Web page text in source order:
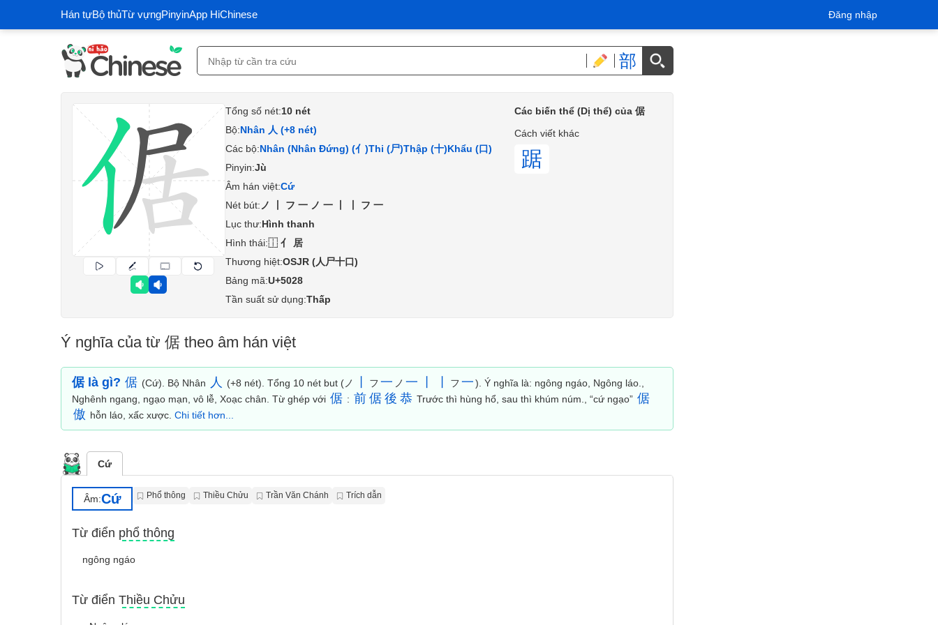
Hán tựBộ thủTừ vựngPinyinApp HiChinese Đăng nhập
部
Tổng số nét:10 nét
Bộ:Nhân 人 (+8 nét)
Các bộ:Nhân (Nhân Đứng) (亻)Thi (尸)Thập (十)Khẩu (口)
Pinyin:Jù
Âm hán việt:Cứ
Nét bút: ノ丨フ一ノ一丨丨フ一
Lục thư:Hình thanh
Hình thái:⿰亻居
Thương hiệt:OSJR (人尸十口)
Bảng mã:U+5028
Tần suất sử dụng:Thấp
Các biến thể (Dị thể) của 倨
Cách viết khác
踞
Ý nghĩa của từ 倨 theo âm hán việt
倨 là gì? 倨 (Cứ). Bộ Nhân 人 (+8 nét). Tổng 10 nét but (ノ フ一 ノ 一 フ一). Ý nghĩa là: ngông ngáo, Ngông láo.,
Nghênh ngang, ngạo mạn, vô lễ, Xoạc chân. Từ ghép với 倨 : 前 倨 後 恭 Trước thì hùng hổ, sau thì khúm núm., “cứ ngạo” 倨
傲 hỗn láo, xấc xược. Chi tiết hơn...
Cứ
Âm:Cứ Phổ thông Thiều Chửu Trần Văn Chánh Trích dẫn
Từ điển phổ thông
ngông ngáo
Từ điển Thiều Chửu